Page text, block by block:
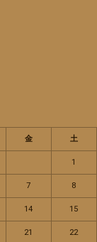
金 土
1
7 8
14 15
21 22